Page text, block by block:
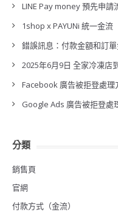
LINE Pay money 預先申請
1shop x PAYUNi 統一金流
錯誤訊息：付款金額和訂單
2025年6月9日 全家冷凍店
Facebook 廣告被拒登處理
Google Ads 廣告被拒登處
分類
銷售頁
官網
付款方式（金流）